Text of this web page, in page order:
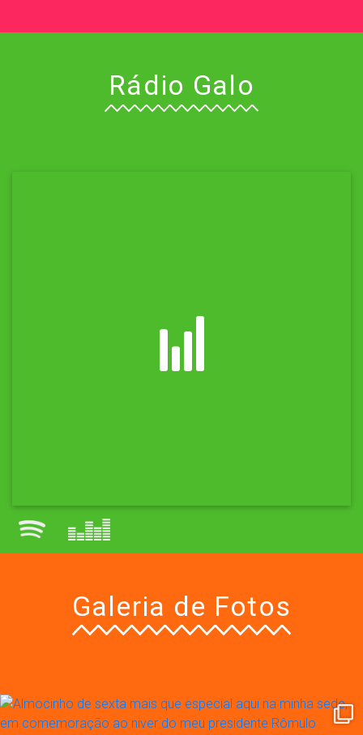
Rádio Galo
Galeria de Fotos